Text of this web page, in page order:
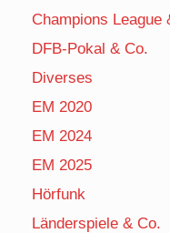
Champions League
DFB-Pokal & Co.
Diverses
EM 2020
EM 2024
EM 2025
Hörfunk
Länderspiele & Co.